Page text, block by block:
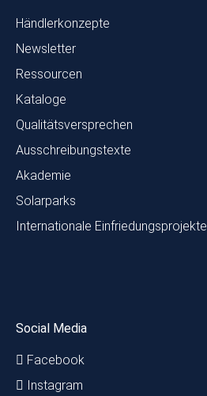
Händlerkonzepte
Newsletter
Ressourcen
Kataloge
Qualitätsversprechen
Ausschreibungstexte
Akademie
Solarparks
Internationale Einfriedungsprojekte
Social Media
Facebook
Instagram